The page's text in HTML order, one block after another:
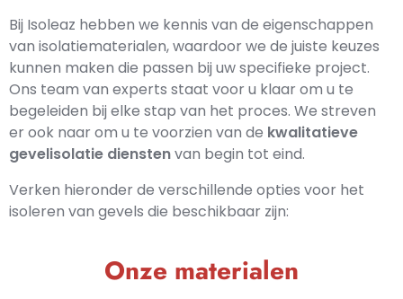
Bij Isoleaz hebben we kennis van de eigenschappen
van isolatiematerialen, waardoor we de juiste keuzes
kunnen maken die passen bij uw specifieke project.
Ons team van experts staat voor u klaar om u te
begeleiden bij elke stap van het proces. We streven
er ook naar om u te voorzien van de kwalitatieve
gevelisolatie dienstenvan begin tot eind.
Verken hieronder de verschillende opties voor het
isoleren van gevels die beschikbaar zijn:
Onze materialen